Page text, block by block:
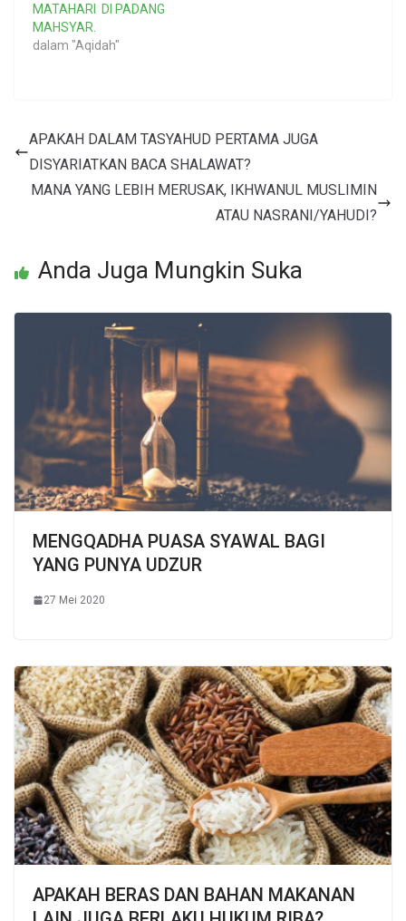
MATAHARI DI PADANG
MAHSYAR.
dalam "Aqidah"
APAKAH DALAM TASYAHUD PERTAMA JUGA
DISYARIATKAN BACA SHALAWAT?
MANA YANG LEBIH MERUSAK, IKHWANUL MUSLIMIN
ATAU NASRANI/YAHUDI?
Anda Juga Mungkin Suka
MENGQADHA PUASA SYAWAL BAGI
YANG PUNYA UDZUR
27 Mei 2020
APAKAH BERAS DAN BAHAN MAKANAN